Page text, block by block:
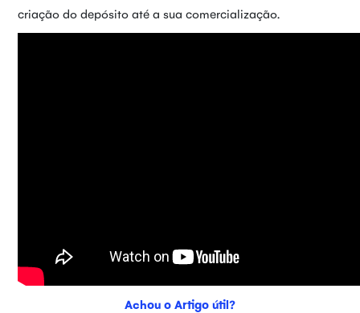
criação do depósito até a sua comercialização.
Achou o Artigo útil?